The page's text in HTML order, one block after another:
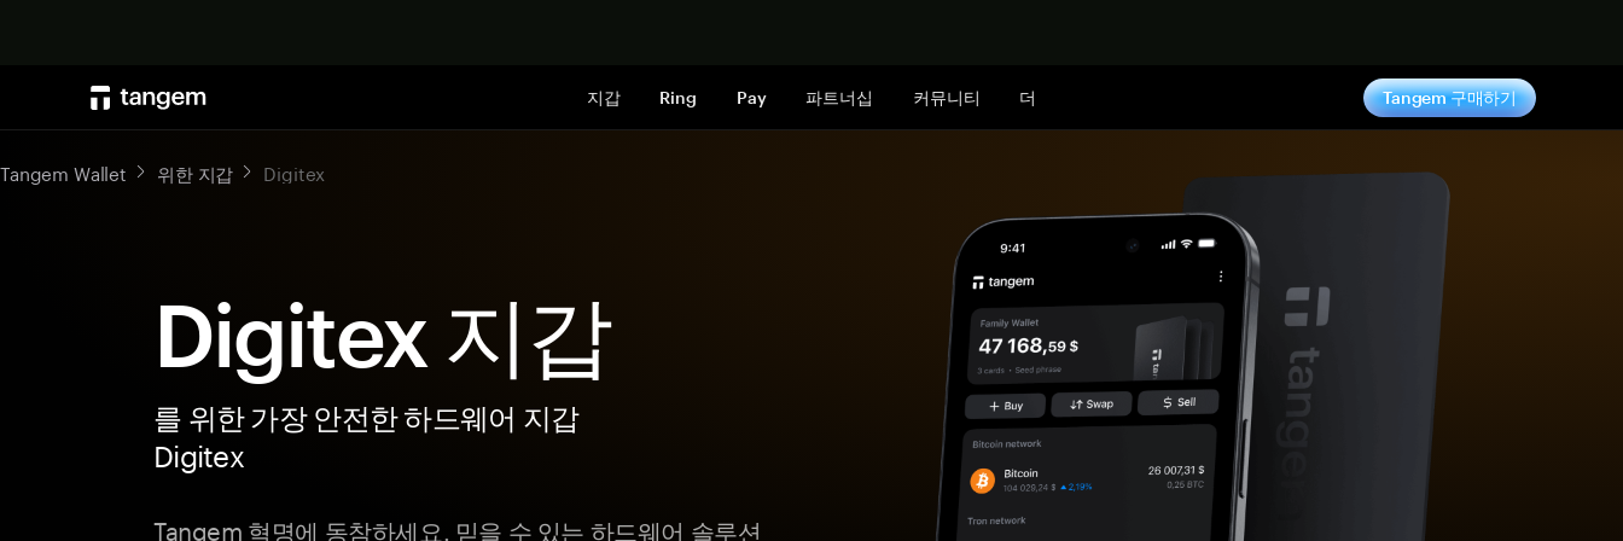
지갑 Ring Pay 파트너십 커뮤니티 더 Tangem 구매하기
Tangem Wallet 위한 지갑 Digitex
Digitex 지갑
를 위한 가장 안전한 하드웨어 지갑
Digitex
Tangem 혁명에 동참하세요. 믿을 수 있는 하드웨어 솔루션